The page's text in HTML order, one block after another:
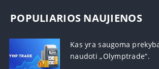
POPULIARIOS NAUJIENOS
Kas yra saugoma
naudoti „Olymptrade“.